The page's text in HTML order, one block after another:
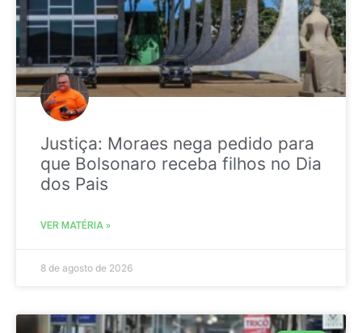
Justiça: Moraes nega pedido para
que Bolsonaro receba filhos no Dia
dos Pais
VER MATÉRIA »
8 de agosto de 2026